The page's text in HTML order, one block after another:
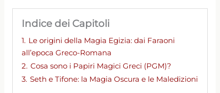
Indice dei Capitoli
1. Le origini della Magia Egizia: dai Faraoni
all’epoca Greco-Romana
2. Cosa sono i Papiri Magici Greci (PGM)?
3. Seth e Tifone: la Magia Oscura e le Maledizioni